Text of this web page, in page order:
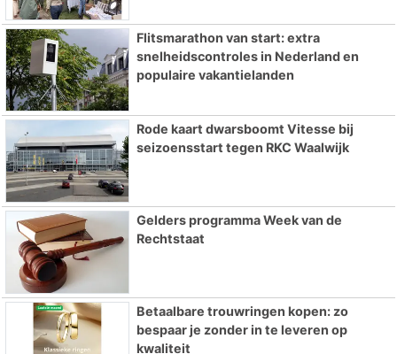
Flitsmarathon van start: extra
snelheidscontroles in Nederland en
populaire vakantielanden
Rode kaart dwarsboomt Vitesse bij
seizoensstart tegen RKC Waalwijk
Gelders programma Week van de
Rechtstaat
Betaalbare trouwringen kopen: zo
bespaar je zonder in te leveren op
kwaliteit